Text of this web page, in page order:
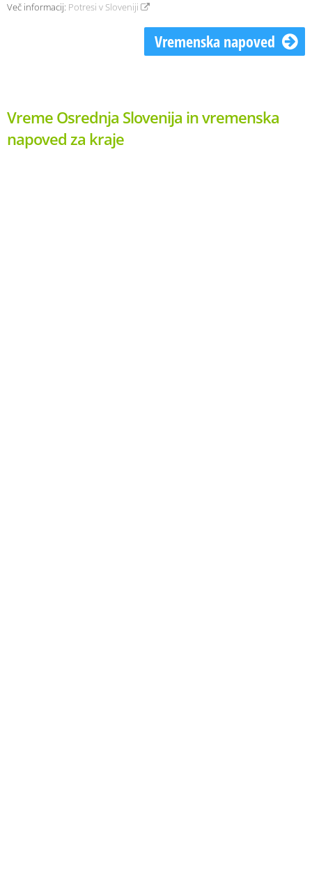
Več informacij: Potresi v Sloveniji
Vremenska napoved
Vreme Osrednja Slovenija in vremenska
napoved za kraje